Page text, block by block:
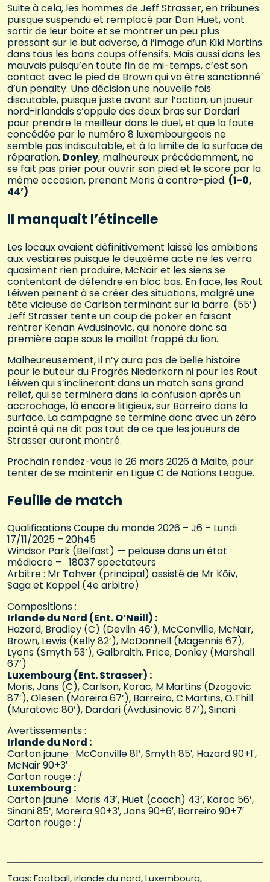
Suite à cela, les hommes de Jeff Strasser, en tribunes
puisque suspendu et remplacé par Dan Huet, vont
sortir de leur boite et se montrer un peu plus
pressant sur le but adverse, à l’image d’un Kiki Martins
dans tous les bons coups offensifs. Mais aussi dans les
mauvais puisqu’en toute fin de mi-temps, c’est son
contact avec le pied de Brown qui va être sanctionné
d’un penalty. Une décision une nouvelle fois
discutable, puisque juste avant sur l’action, un joueur
nord-irlandais s’appuie des deux bras sur Dardari
pour prendre le meilleur dans le duel, et que la faute
concédée par le numéro 8 luxembourgeois ne
semble pas indiscutable, et à la limite de la surface de
réparation. Donley, malheureux précédemment, ne
se fait pas prier pour ouvrir son pied et le score par la
même occasion, prenant Moris à contre-pied. (1-0,
44’)
Il manquait l’étincelle
Les locaux avaient définitivement laissé les ambitions
aux vestiaires puisque le deuxième acte ne les verra
quasiment rien produire, McNair et les siens se
contentant de défendre en bloc bas. En face, les Rout
Léiwen peinent à se créer des situations, malgré une
tête vicieuse de Carlson terminant sur la barre. (55’)
Jeff Strasser tente un coup de poker en faisant
rentrer Kenan Avdusinovic, qui honore donc sa
première cape sous le maillot frappé du lion.
Malheureusement, il n’y aura pas de belle histoire
pour le buteur du Progrès Niederkorn ni pour les Rout
Léiwen qui s’inclineront dans un match sans grand
relief, qui se terminera dans la confusion après un
accrochage, là encore litigieux, sur Barreiro dans la
surface. La campagne se termine donc avec un zéro
pointé qui ne dit pas tout de ce que les joueurs de
Strasser auront montré.
Prochain rendez-vous le 26 mars 2026 à Malte, pour
tenter de se maintenir en Ligue C de Nations League.
Feuille de match
Qualifications Coupe du monde 2026 – J6 – Lundi
17/11/2025 – 20h45
Windsor Park (Belfast) — pelouse dans un état
médiocre – 18037 spectateurs
Arbitre : Mr Tohver (principal) assisté de Mr Kõiv,
Saga et Koppel (4e arbitre)
Compositions :
Irlande du Nord (Ent. O’Neill) :
Hazard, Bradley (C) (Devlin 46’), McConville, McNair,
Brown, Lewis (Kelly 82’), McDonnell (Magennis 67),
Lyons (Smyth 53’), Galbraith, Price, Donley (Marshall
67’)
Luxembourg (Ent. Strasser) :
Moris, Jans (C), Carlson, Korac, M.Martins (Dzogovic
87’), Olesen (Moreira 67’), Barreiro, C.Martins, O.Thill
(Muratovic 80’), Dardari (Avdusinovic 67’), Sinani
Avertissements :
Irlande du Nord :
Carton jaune : McConville 81’, Smyth 85′, Hazard 90+1′,
McNair 90+3′
Carton rouge : /
Luxembourg :
Carton jaune : Moris 43’, Huet (coach) 43’, Korac 56’,
Sinani 85’, Moreira 90+3′, Jans 90+6′, Barreiro 90+7′
Carton rouge : /
Tags: Football irlande du nord Luxembourg